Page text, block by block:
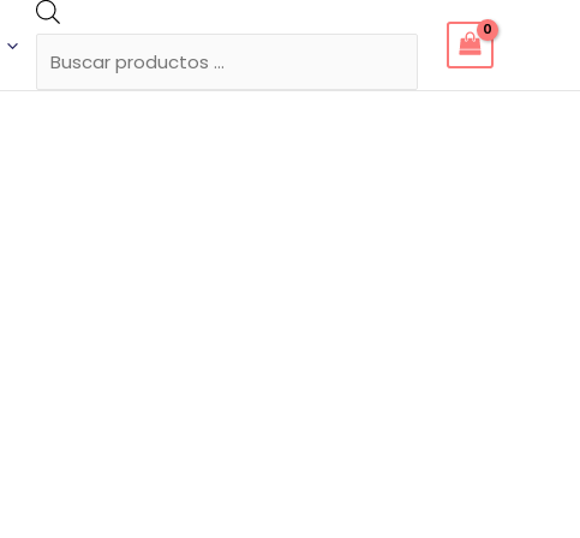
productos